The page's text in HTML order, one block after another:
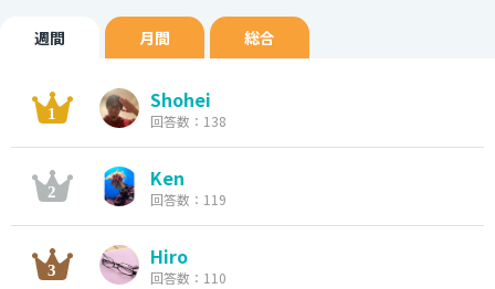
週間 月間 総合
Shohei
回答数：138
Ken
回答数：119
Hiro
回答数：110